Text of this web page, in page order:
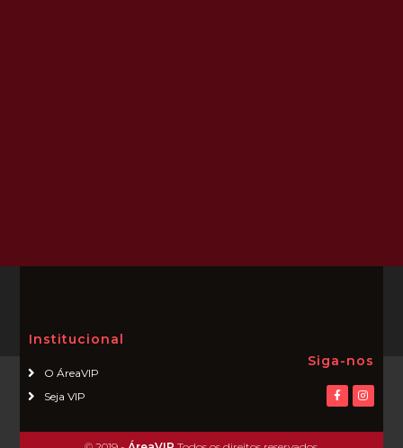
Institucional
O ÁreaVIP
Seja VIP
Siga-nos